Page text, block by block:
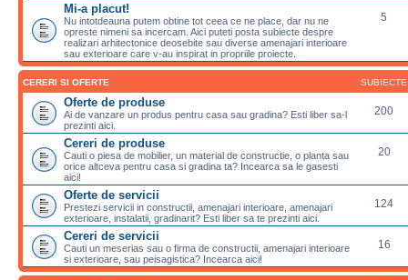
Mi-a placut!
Nu intotdeauna putem obtine tot ceea ce ne place, dar nu ne
opreste nimeni sa incercam. Aici puteti posta subiecte despre
realizari arhitectonice deosebite sau diverse amenajari interioare
sau exterioare care v-au inspirat in propriile proiecte.
5
CERERI SI OFERTE SUBIECTE
Oferte de produse
Ai de vanzare un produs pentru casa sau gradina? Esti liber sa-l
prezinti aici.
200
Cereri de produse
Cauti o piesa de mobilier, un material de constructie, o planta sau
orice altceva pentru casa si gradina ta? Incearca sa le gasesti
aici!
20
Oferte de servicii
Prestezi servicii in constructii, amenajari interioare, amenajari
exterioare, instalatii, gradinarit? Esti liber sa te prezinti aici.
124
Cereri de servicii
Cauti un meserias sau o firma de constructii, amenajari interioare
si exterioare, sau peisagistica? Incearca aici!
16